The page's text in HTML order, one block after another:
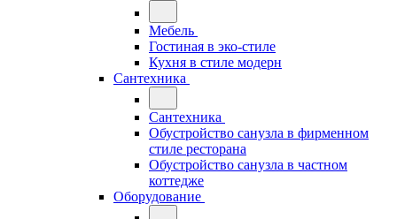
Мебель
Гостиная в эко-стиле
Кухня в стиле модерн
Сантехника
Сантехника
Обустройство санузла в фирменном
стиле ресторана
Обустройство санузла в частном
коттедже
Оборудование